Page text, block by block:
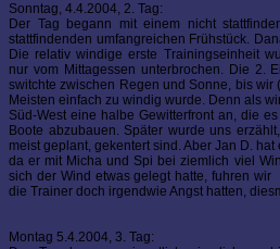
Sonntag, 4.4.2004, 2. Tag:
Der Tag begann mit einem nicht
stattfindenden umfangreichen Frühstück.
Die relativ windige erste Trainingseinheit
nur vom Mittagessen unterbrochen. Die 2.
switchte zwischen Regen und Sonne, bis wir
Meisten einfach zu windig wurde. Denn als
Süd-West eine halbe Gewitterfront an, die
Boote abzubauen. Später wurde uns
meist geplant, gekentert sind. Aber Jan D.
da er mit Micha und Spi bei ziemlich viel
sich der Wind etwas gelegt hatte, fuhren wir
die Trainer doch irgendwie Angst hatten,
Montag 5.4.2004, 3. Tag: